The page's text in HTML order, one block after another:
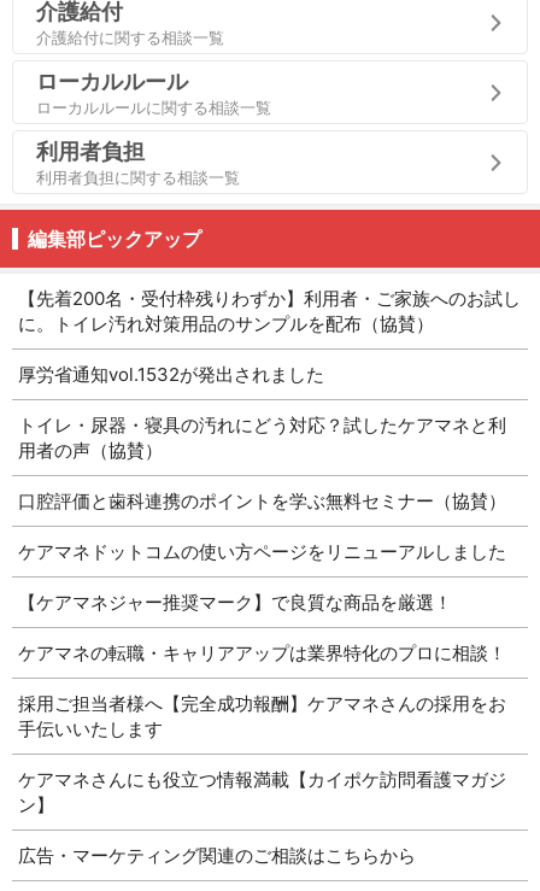
介護給付
介護給付に関する相談一覧
ローカルルール
ローカルルールに関する相談一覧
利用者負担
利用者負担に関する相談一覧
編集部ピックアップ
【先着200名・受付枠残りわずか】利用者・ご家族へのお試し
に。トイレ汚れ対策用品のサンプルを配布（協賛）
厚労省通知vol.1532が発出されました
トイレ・尿器・寝具の汚れにどう対応？試したケアマネと利
用者の声（協賛）
口腔評価と歯科連携のポイントを学ぶ無料セミナー（協賛）
ケアマネドットコムの使い方ページをリニューアルしました
【ケアマネジャー推奨マーク】で良質な商品を厳選！
ケアマネの転職・キャリアアップは業界特化のプロに相談！
採用ご担当者様へ【完全成功報酬】ケアマネさんの採用をお
手伝いいたします
ケアマネさんにも役立つ情報満載【カイポケ訪問看護マガジ
ン】
広告・マーケティング関連のご相談はこちらから